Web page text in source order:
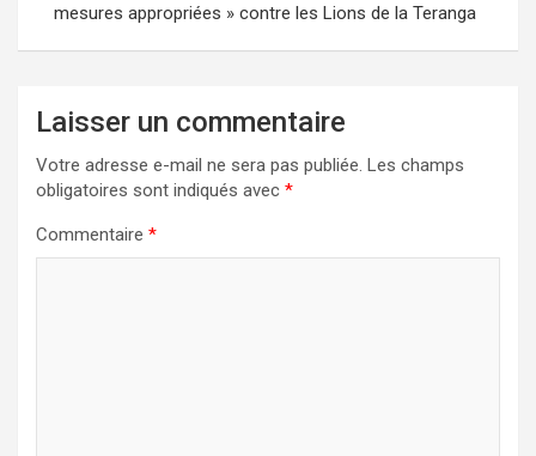
mesures appropriées » contre les Lions de la Teranga
Laisser un commentaire
Votre adresse e-mail ne sera pas publiée. Les champs
obligatoires sont indiqués avec *
Commentaire *